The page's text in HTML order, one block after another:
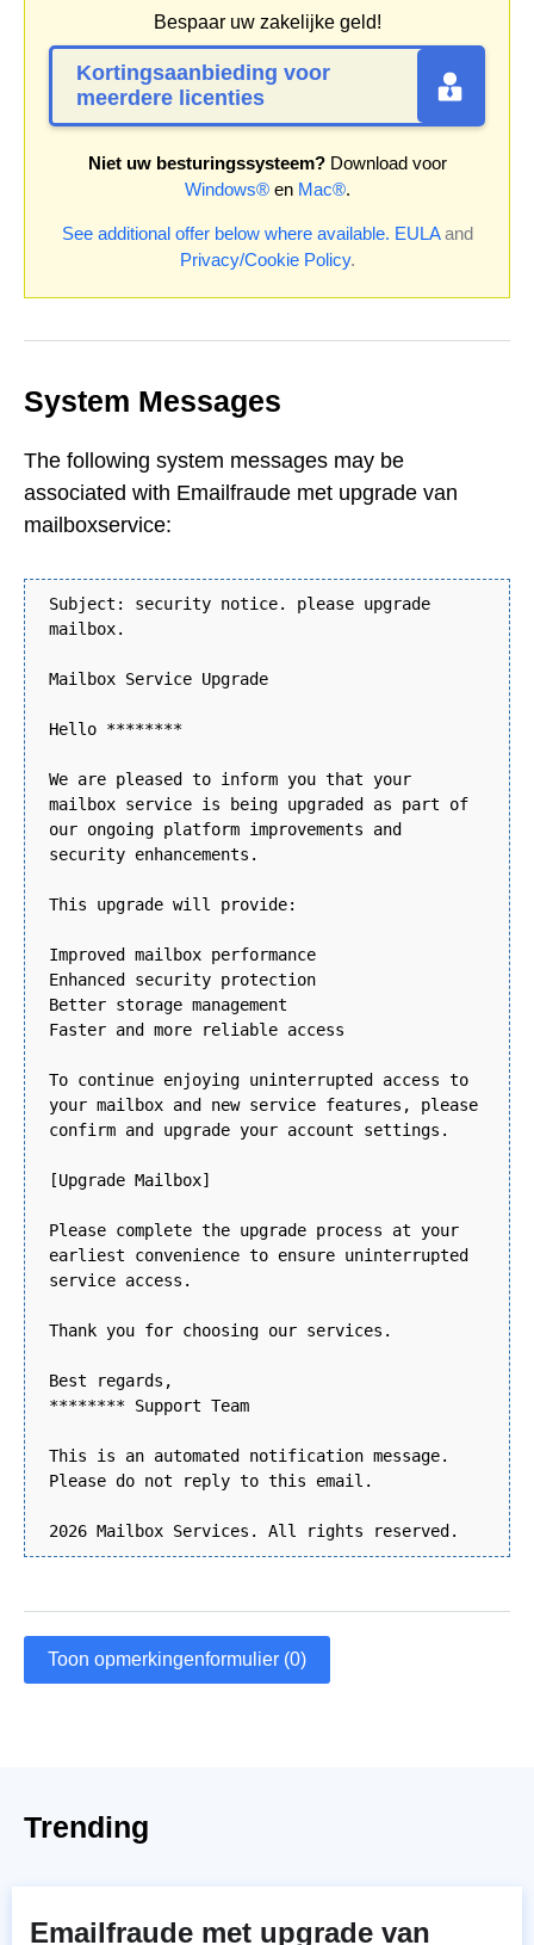
Bespaar uw zakelijke geld!
Kortingsaanbieding voor
meerdere licenties
Niet uw besturingssysteem?Download voor
Windows®en Mac®.
See additional offer below where available. EULAand
Privacy/Cookie Policy.
System Messages
The following system messages may be
associated with Emailfraude met upgrade van
mailboxservice:
Subject: security notice. please upgrade
mailbox.
Mailbox Service Upgrade
Hello ********
We are pleased to inform you that your
mailbox service is being upgraded as part of
our ongoing platform improvements and
security enhancements.
This upgrade will provide:
Improved mailbox performance
Enhanced security protection
Better storage management
Faster and more reliable access
To continue enjoying uninterrupted access to
your mailbox and new service features, please
confirm and upgrade your account settings.
[Upgrade Mailbox]
Please complete the upgrade process at your
earliest convenience to ensure uninterrupted
service access.
Thank you for choosing our services.
Best regards,
******** Support Team
This is an automated notification message.
Please do not reply to this email.
2026 Mailbox Services. All rights reserved.
Toon opmerkingenformulier (0)
Trending
Emailfraude met upgrade van